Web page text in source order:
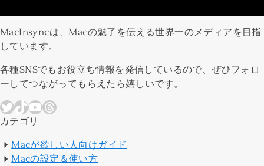
MacInsyncは、Macの魅了を伝える世界一のメディアを目指
しています。
各種SNSでもお役立ち情報を発信しているので、ぜひフォロ
ーしてつながってもらえたら嬉しいです。
Twitter
TikTok
YouTube
Threads
カテゴリ
Macが欲しい人向けガイド
Macの設定＆使い方